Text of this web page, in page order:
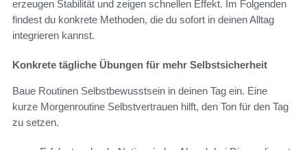
erzeugen Stabilität und zeigen schnellen Effekt. Im Folgenden
findest du konkrete Methoden, die du sofort in deinen Alltag
integrieren kannst.
Konkrete tägliche Übungen für mehr Selbstsicherheit
Baue Routinen Selbstbewusstsein in deinen Tag ein. Eine
kurze Morgenroutine Selbstvertrauen hilft, den Ton für den Tag
zu setzen.